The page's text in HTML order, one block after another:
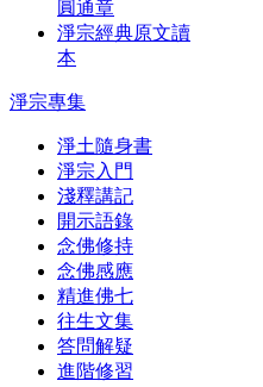
圓通章
淨宗經典原文讀
本
淨宗專集
淨土隨身書
淨宗入門
淺釋講記
開示語錄
念佛修持
念佛感應
精進佛七
往生文集
答問解疑
進階修習